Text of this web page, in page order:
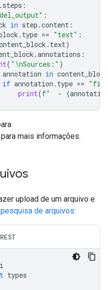
. steps :
:
in step .content :
. type == "text" :
. text)
.annotations :
( " \nSources:" )
annotation in content_block
if annotation . type ==
print(f"  - {
para mais informações.
upload de um arquivo e
de arquivos:
REST
types